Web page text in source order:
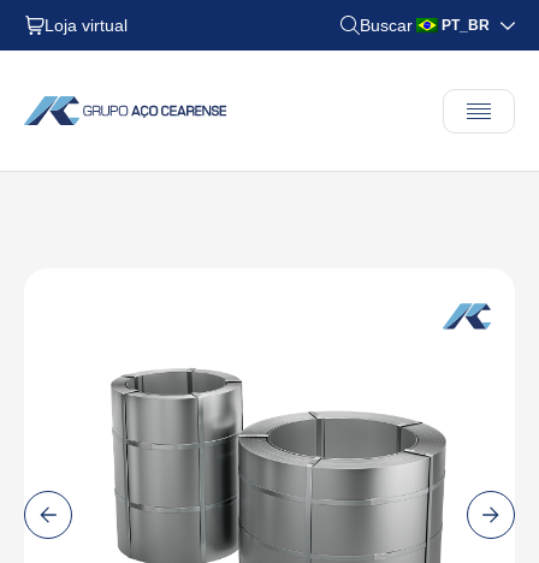
Loja virtual Buscar PT_BR